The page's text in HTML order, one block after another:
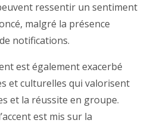
ressentir un sentiment
malgré la présence
notifications.
est également exacerbé
et culturelles qui valorisent
et la réussite en groupe.
est mis sur la